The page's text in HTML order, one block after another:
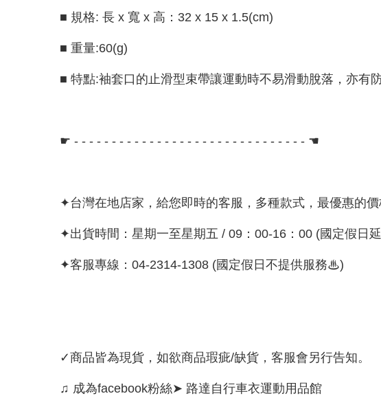
■ 規格: 長 x 寬 x 高：32 x 15 x 1.5(cm)
■ 重量:60(g)
■ 特點:袖套口的止滑型束帶讓運動時不易滑動脫落，亦有
☛ - - - - - - - - - - - - - - - - - - - - - - - - - - - - - - - ☚
✦台灣在地店家，給您即時的客服，多種款式，最優惠的價
✦出貨時間：星期一至星期五 / 09：00-16：00 (國定假日
✦客服專線：04-2314-1308 (國定假日不提供服務♨)
✓商品皆為現貨，如欲商品瑕疵/缺貨，客服會另行告知。
♫ 成為facebook粉絲➤ 路達自行車衣運動用品館